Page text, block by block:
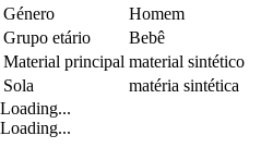
Género
Homem
Grupo etário
Bebê
Material principal material sintético
Sola
matéria sintética
Loading...
Loading...